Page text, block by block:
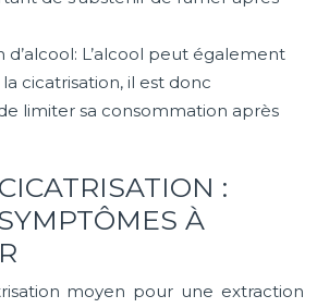
d’alcool: L’alcool peut également
cicatrisation, il est donc
limiter sa consommation après
:
À
moyen pour une extraction